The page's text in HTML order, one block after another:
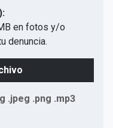
en fotos y/o
denuncia.
.jpeg .png .mp3